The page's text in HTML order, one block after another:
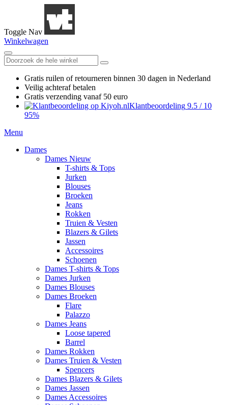
Toggle Nav
Winkelwagen
Gratis ruilen of retourneren binnen 30 dagen in Nederland
Veilig achteraf betalen
Gratis verzending vanaf 50 euro
Klantbeoordeling 9.5 / 10
95%
Menu
Dames
Dames Nieuw
T-shirts & Tops
Jurken
Blouses
Broeken
Jeans
Rokken
Truien & Vesten
Blazers & Gilets
Jassen
Accessoires
Schoenen
Dames T-shirts & Tops
Dames Jurken
Dames Blouses
Dames Broeken
Flare
Palazzo
Dames Jeans
Loose tapered
Barrel
Dames Rokken
Dames Truien & Vesten
Spencers
Dames Blazers & Gilets
Dames Jassen
Dames Accessoires